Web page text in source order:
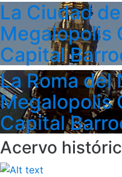
La Ciudad
Megalopolis
Capital
La Roma del
Megalopolis
Capital
Acervo